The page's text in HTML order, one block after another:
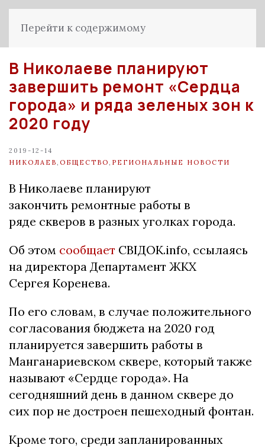
Перейти к содержимому
В Николаеве планируют
завершить ремонт «Сердца
города» и ряда зеленых зон к
2020 году
2019-12-14
НИКОЛАЕВ ОБЩЕСТВО РЕГИОНАЛЬНЫЕ НОВОСТИ
В Николаеве планируют
закончить ремонтные работы в
ряде скверов в разных уголках города.
Об этом сообщает СВІДОК.info, ссылаясь
на директора Департамент ЖКХ
Сергея Коренева.
По его словам, в случае положительного
согласования бюджета на 2020 год
планируется завершить работы в
Манганариевском сквере, который также
называют «Сердце города». На
сегодняшний день в данном сквере до
сих пор не достроен пешеходный фонтан.
Кроме того, среди запланированных